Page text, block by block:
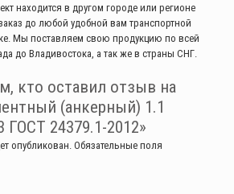
находится в другом городе или регионе
до любой удобной вам транспортной
Мы поставляем свою продукцию по всей
до Владивостока, а так же в страны СНГ.
кто оставил отзыв на
(анкерный) 1.1
ГОСТ 24379.1-2012»
опубликован.Обязательные поля